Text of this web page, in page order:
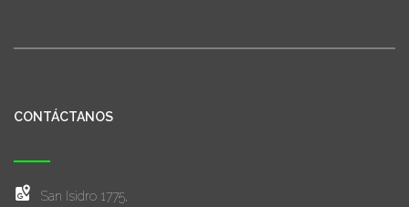
CONTÁCTANOS
San Isidro 1775,